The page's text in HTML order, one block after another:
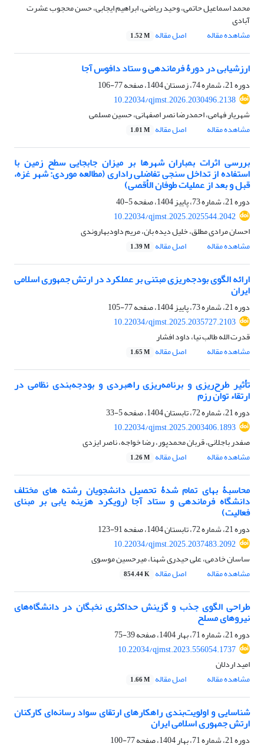
محمد اسماعیل حاتمی، وحید ریاضی، ابراهیم ایجابی، حسن محجوب عشرت
آبادی
مشاهده مقاله
اصل مقاله 1.52 M
ارزشیابی در دورۀ فرماندهی و ستاد دافوس آجا
دوره 21، شماره 74، زمستان 1404، صفحه
77-106
10.22034/qjmst.2026.2030496.2138
شهریار فهامی، احمدرضا نصر اصفهانی، حسین مسلمی
مشاهده مقاله
اصل مقاله 1.01 M
بررسی اثرات بمباران شهرها بر میزان جابجایی سطح زمین با
استفاده از تداخل سنجی تفاضلی راداری (مطالعه موردی: شهر غزه،
قبل و بعد از عملیات طوفان الأقصی)
دوره 21، شماره 73، پاییز 1404، صفحه
5-40
10.22034/qjmst.2025.2025544.2042
احسان مرادی مطلق، خلیل دیده بان، مریم داودبهاروندی
مشاهده مقاله
اصل مقاله 1.39 M
ارائه الگوی بودجه‌ریزی مبتنی بر عملکرد در ارتش جمهوری اسلامی
ایران
دوره 21، شماره 73، پاییز 1404، صفحه
77-105
10.22034/qjmst.2025.2035727.2103
قدرت الله طالب نیا، داود افشار
مشاهده مقاله
اصل مقاله 1.65 M
تأثیر طرح‌ریزی و برنامه‌ریزی راهبردی و بودجه‌بندی نظامی در
ارتقاء توان رزم
دوره 21، شماره 72، تابستان 1404، صفحه
5-33
10.22034/qjmst.2025.2003406.1893
صفدر باجلانی، قربان محمدپور، رضا خواجه، ناصر ایزدی
مشاهده مقاله
اصل مقاله 1.26 M
محاسبۀ بهای تمام شدۀ تحصیل دانشجویان رشته های مختلف
دانشگاه فرماندهی و ستاد آجا (رویکرد هزینه یابی بر مبنای
فعالیت)
دوره 21، شماره 72، تابستان 1404، صفحه
91-123
10.22034/qjmst.2025.2037483.2092
ساسان خادمی، علی حیدری شهنا، میرحسین موسوی
مشاهده مقاله
اصل مقاله 854.44 K
طراحی الگوی جذب و گزینش حداکثری نخبگان در دانشگاه‌های
نیروهای مسلح
دوره 21، شماره 71، بهار 1404، صفحه
39-75
10.22034/qjmst.2023.556054.1737
امید اردلان
مشاهده مقاله
اصل مقاله 1.66 M
شناسایی و اولویت‌بندی راهکارهای ارتقای سواد رسانه‌ای کارکنان
ارتش جمهوری اسلامی ایران
دوره 21، شماره 71، بهار 1404، صفحه
77-100